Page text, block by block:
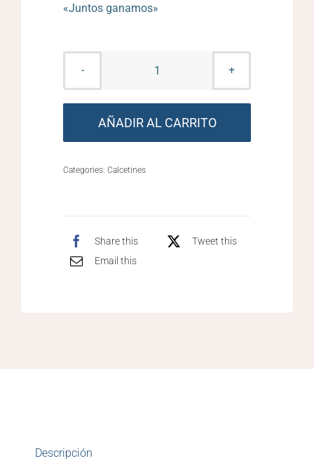
«Juntos ganamos»
Banderas
AÑADIR AL CARRITO
Categories: Calcetines
Share this
Tweet this
Email this
Descripción